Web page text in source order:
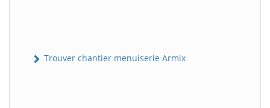
Trouver chantier menuiserie Armix